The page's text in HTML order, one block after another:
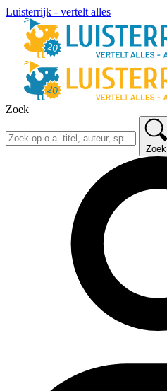
Luisterrijk - vertelt alles
Zoek
Zoek